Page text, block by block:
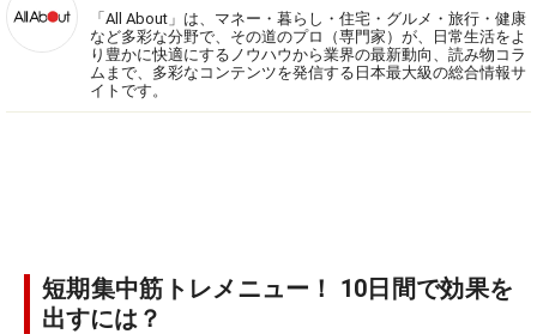
「All About」は、マネー・暮らし・住宅・グルメ・旅行・健康
など多彩な分野で、その道のプロ（専門家）が、日常生活をよ
り豊かに快適にするノウハウから業界の最新動向、読み物コラ
ムまで、多彩なコンテンツを発信する日本最大級の総合情報サ
イトです。
短期集中筋トレメニュー！ 10日間で効果を
出すには？